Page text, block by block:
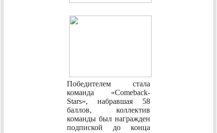
Победителем стала
команда «Comeback-
Stars», набравшая 58
баллов, коллектив
команды был награжден
подпиской до конца